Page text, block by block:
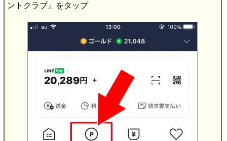
ントクラブ』をタップ